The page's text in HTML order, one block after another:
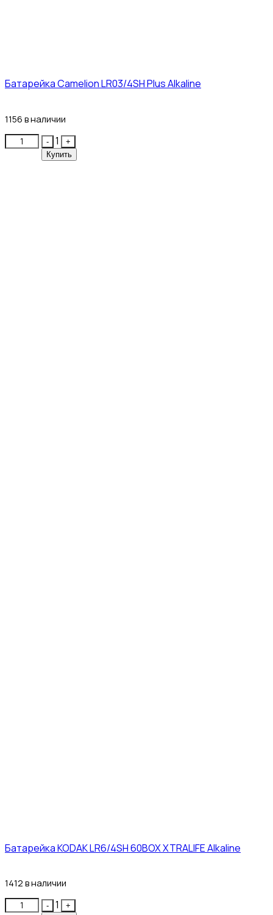
Батарейка Camelion LR03/4SH Plus Alkaline
1156 в наличии
Quantity
- 1
+
Купить
Батарейка KODAK LR6/4SH 60BOX XTRALIFE Alkaline
1412 в наличии
Quantity
- 1
+